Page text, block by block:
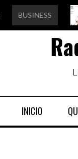
BUSINESS
INICIO